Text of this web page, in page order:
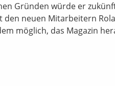
Gründen würde er
den neuen Mitarbeitern
möglich, das Magazin